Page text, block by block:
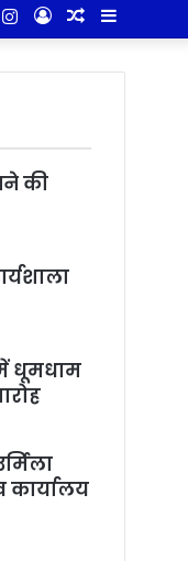
for
Sidebar
Random
Log
Instagram
की
धूमधाम
कार्यालय